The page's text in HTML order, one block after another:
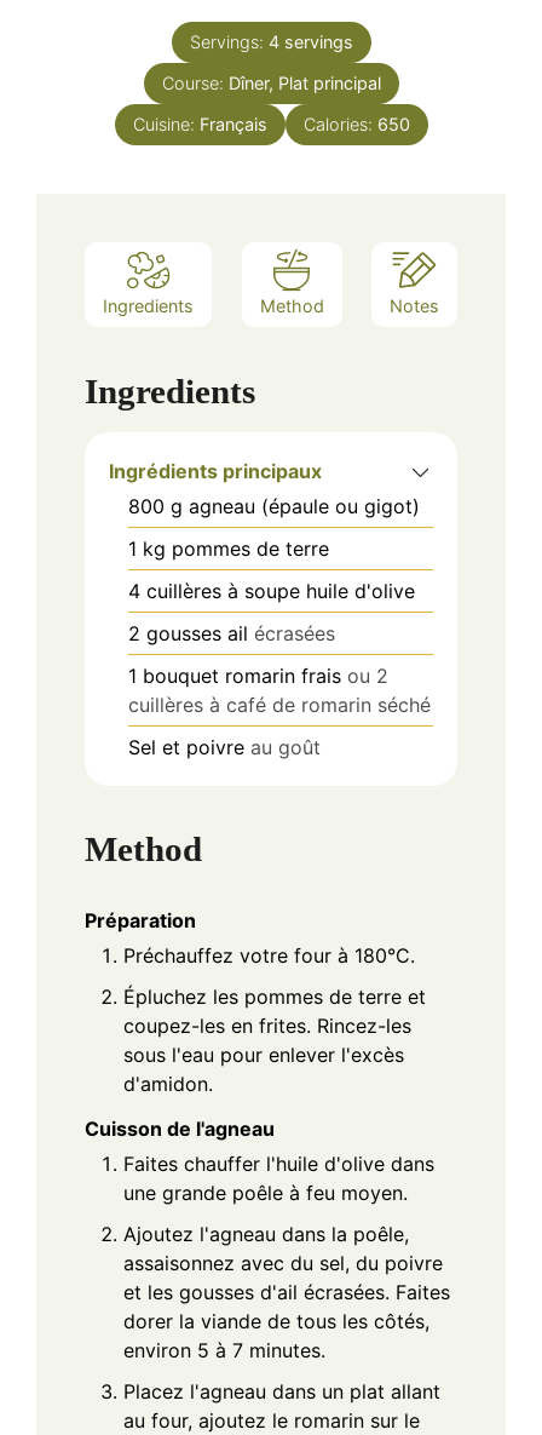
Servings: 4 servings
Course: Dîner, Plat principal
Cuisine: Français Calories: 650
Ingredients Method Notes
Ingredients
Ingrédients principaux
800 g agneau (épaule ou gigot)
1 kg pommes de terre
4 cuillères à soupe huile d'olive
2 gousses ail écrasées
1 bouquet romarin frais ou 2
cuillères à café de romarin séché
Sel et poivre au goût
Method
Préparation
Préchauffez votre four à 180°C.
Épluchez les pommes de terre et
coupez-les en frites. Rincez-les
sous l'eau pour enlever l'excès
d'amidon.
Cuisson de l'agneau
Faites chauffer l'huile d'olive dans
une grande poêle à feu moyen.
Ajoutez l'agneau dans la poêle,
assaisonnez avec du sel, du poivre
et les gousses d'ail écrasées. Faites
dorer la viande de tous les côtés,
environ 5 à 7 minutes.
Placez l'agneau dans un plat allant
au four, ajoutez le romarin sur le